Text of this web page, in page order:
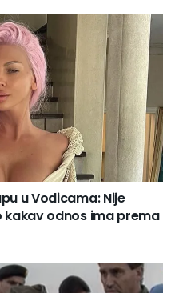
u Vodicama: Nije
odnos ima prema